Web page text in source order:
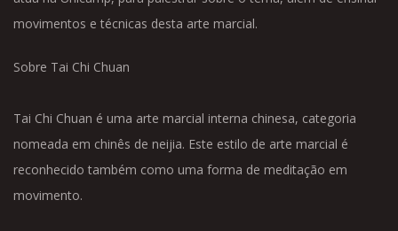
movimentos e técnicas desta arte marcial.
Sobre Tai Chi Chuan
Tai Chi Chuan é uma arte marcial interna chinesa, categoria
nomeada em chinês de neijia. Este estilo de arte marcial é
reconhecido também como uma forma de meditação em
movimento.